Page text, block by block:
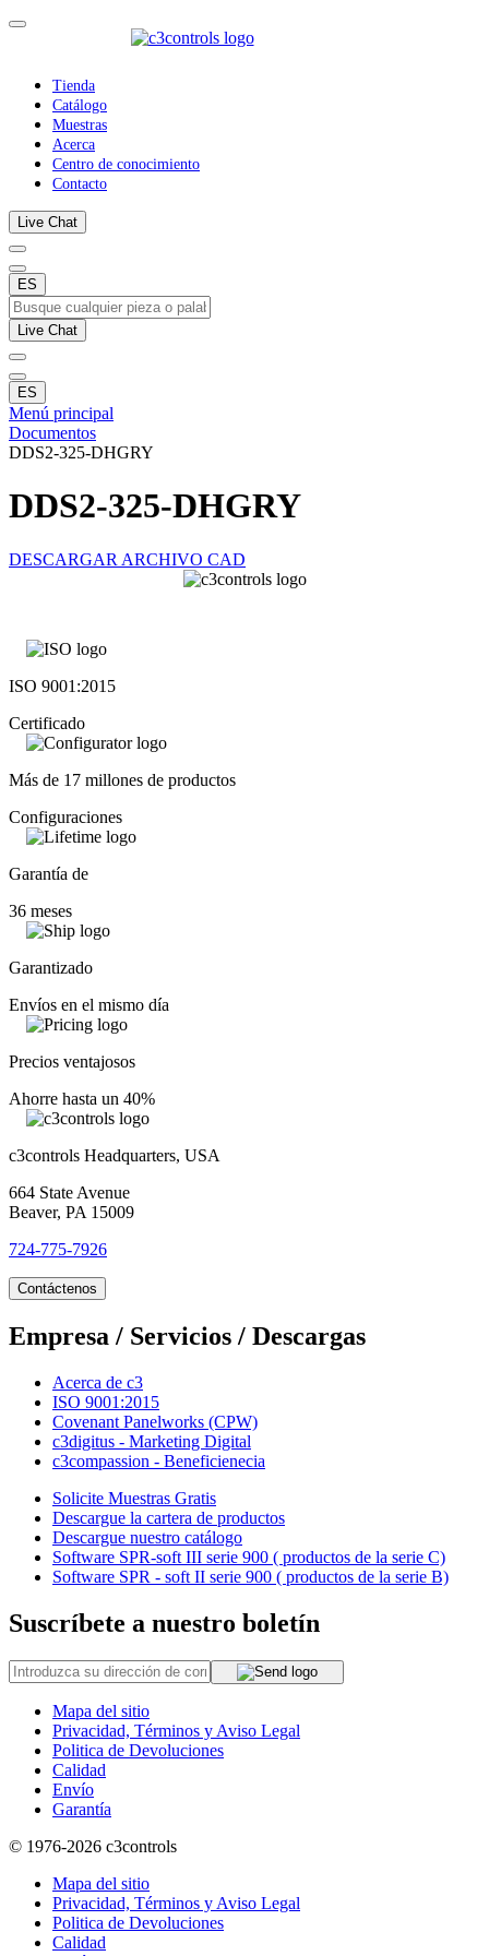
Tienda
Catálogo
Muestras
Acerca
Centro de conocimiento
Contacto
Live Chat
ES
Live Chat
ES
Menú principal
Documentos
DDS2-325-DHGRY
DDS2-325-DHGRY
DESCARGAR ARCHIVO CAD
ISO 9001:2015
Certificado
Más de 17 millones de productos
Configuraciones
Garantía de
36 meses
Garantizado
Envíos en el mismo día
Precios ventajosos
Ahorre hasta un 40%
c3controls Headquarters, USA
664 State Avenue
Beaver, PA 15009
724-775-7926
Contáctenos
Empresa / Servicios / Descargas
Acerca de c3
ISO 9001:2015
Covenant Panelworks (CPW)
c3digitus - Marketing Digital
c3compassion - Beneficienecia
Solicite Muestras Gratis
Descargue la cartera de productos
Descargue nuestro catálogo
Software SPR-soft III serie 900 ( productos de la serie C)
Software SPR - soft II serie 900 ( productos de la serie B)
Suscríbete a nuestro boletín
Mapa del sitio
Privacidad, Términos y Aviso Legal
Politica de Devoluciones
Calidad
Envío
Garantía
© 1976-2026 c3controls
Mapa del sitio
Privacidad, Términos y Aviso Legal
Politica de Devoluciones
Calidad